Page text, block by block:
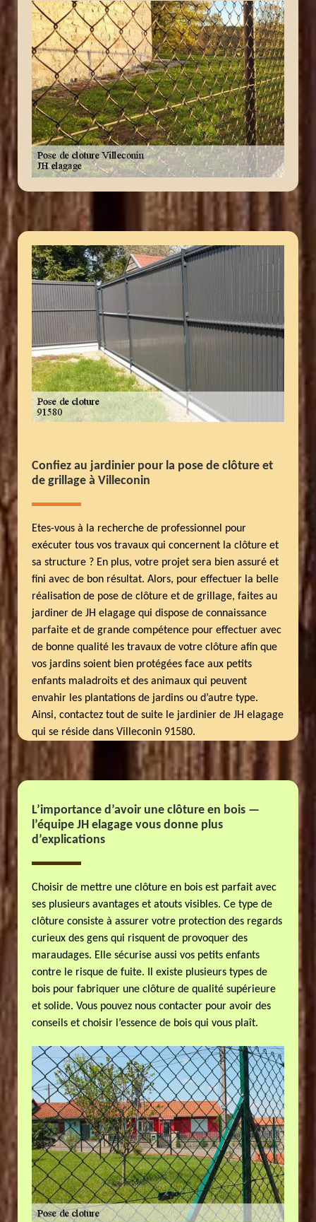
Confiez au jardinier pour la pose de clôture et
de grillage à Villeconin
Etes-vous à la recherche de professionnel pour
exécuter tous vos travaux qui concernent la clôture et
sa structure ? En plus, votre projet sera bien assuré et
fini avec de bon résultat. Alors, pour effectuer la belle
réalisation de pose de clôture et de grillage, faites au
jardiner de JH elagage qui dispose de connaissance
parfaite et de grande compétence pour effectuer avec
de bonne qualité les travaux de votre clôture afin que
vos jardins soient bien protégées face aux petits
enfants maladroits et des animaux qui peuvent
envahir les plantations de jardins ou d’autre type.
Ainsi, contactez tout de suite le jardinier de JH elagage
qui se réside dans Villeconin 91580.
L’importance d’avoir une clôture en bois —
l’équipe JH elagage vous donne plus
d’explications
Choisir de mettre une clôture en bois est parfait avec
ses plusieurs avantages et atouts visibles. Ce type de
clôture consiste à assurer votre protection des regards
curieux des gens qui risquent de provoquer des
maraudages. Elle sécurise aussi vos petits enfants
contre le risque de fuite. Il existe plusieurs types de
bois pour fabriquer une clôture de qualité supérieure
et solide. Vous pouvez nous contacter pour avoir des
conseils et choisir l’essence de bois qui vous plaît.